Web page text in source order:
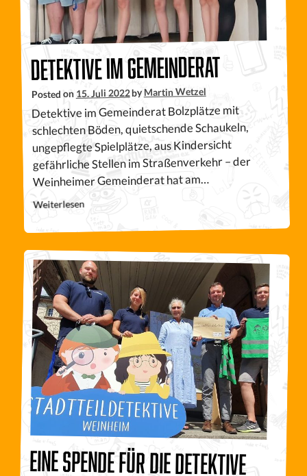
Detektive im Gemeinderat
Posted on 15. Juli 2022byMartin Wetzel
Detektive im Gemeinderat Bolzplätze mit
schlechten Böden, quietschende Schaukeln,
ungepflegte Spielplätze, aus Kindersicht
gefährliche Stellen im Straßenverkehr – der
Weinheimer Gemeinderat hat am…
Weiterlesen
Eine Spende für die Detektive